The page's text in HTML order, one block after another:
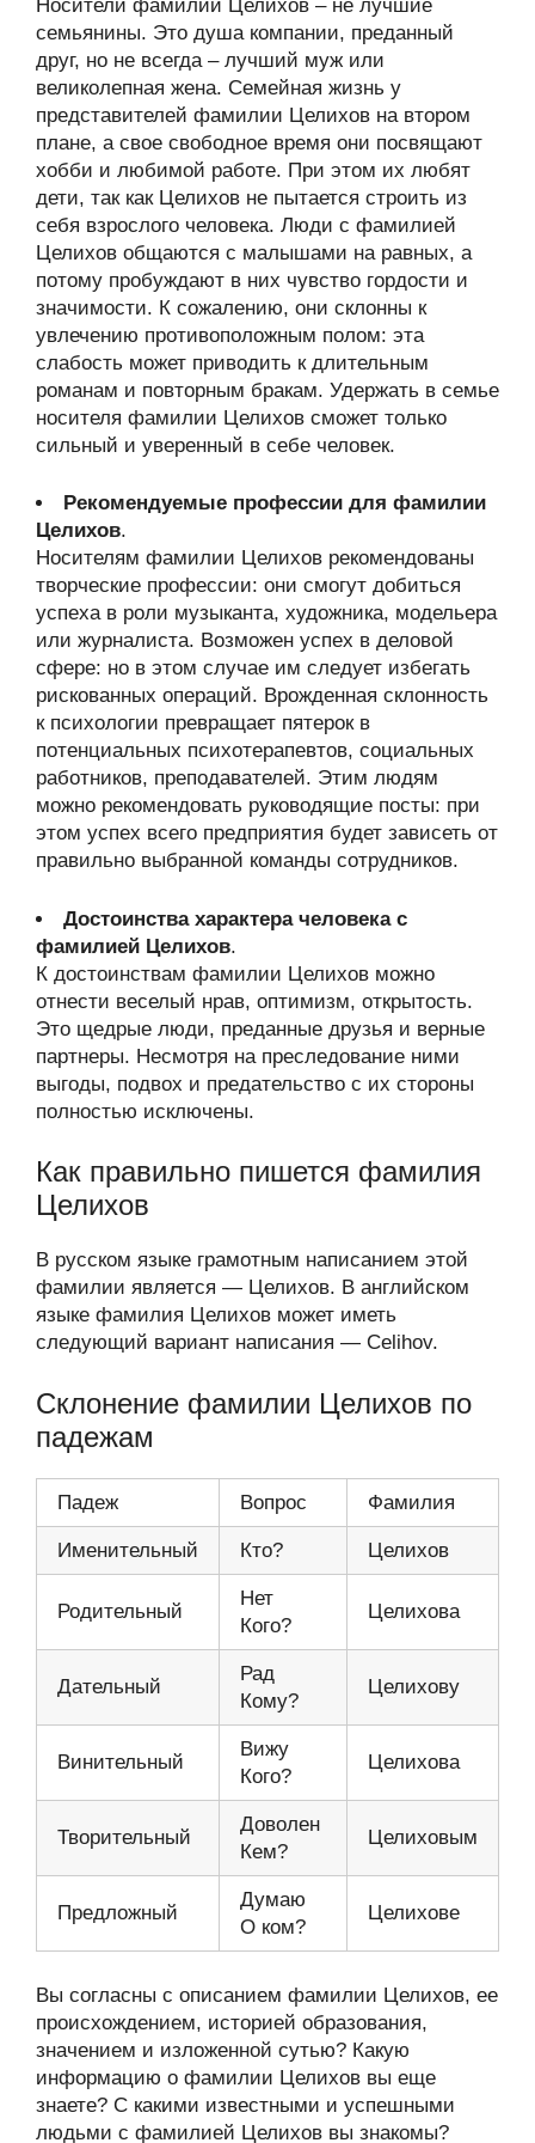
Носители фамилии Целихов – не лучшие
семьянины. Это душа компании, преданный
друг, но не всегда – лучший муж или
великолепная жена. Семейная жизнь у
представителей фамилии Целихов на втором
плане, а свое свободное время они посвящают
хобби и любимой работе. При этом их любят
дети, так как Целихов не пытается строить из
себя взрослого человека. Люди с фамилией
Целихов общаются с малышами на равных, а
потому пробуждают в них чувство гордости и
значимости. К сожалению, они склонны к
увлечению противоположным полом: эта
слабость может приводить к длительным
романам и повторным бракам. Удержать в семье
носителя фамилии Целихов сможет только
сильный и уверенный в себе человек.
Рекомендуемые профессии для фамилии
Целихов.
Носителям фамилии Целихов рекомендованы
творческие профессии: они смогут добиться
успеха в роли музыканта, художника, модельера
или журналиста. Возможен успех в деловой
сфере: но в этом случае им следует избегать
рискованных операций. Врожденная склонность
к психологии превращает пятерок в
потенциальных психотерапевтов, социальных
работников, преподавателей. Этим людям
можно рекомендовать руководящие посты: при
этом успех всего предприятия будет зависеть от
правильно выбранной команды сотрудников.
Достоинства характера человека с
фамилией Целихов.
К достоинствам фамилии Целихов можно
отнести веселый нрав, оптимизм, открытость.
Это щедрые люди, преданные друзья и верные
партнеры. Несмотря на преследование ними
выгоды, подвох и предательство с их стороны
полностью исключены.
Как правильно пишется фамилия
Целихов
В русском языке грамотным написанием этой
фамилии является — Целихов. В английском
языке фамилия Целихов может иметь
следующий вариант написания — Celihov.
Склонение фамилии Целихов по
падежам
Падеж Вопрос Фамилия
Именительный Кто? Целихов
Родительный
Нет
Кого?
Целихова
Дательный
Рад
Кому?
Целихову
Винительный
Вижу
Кого?
Целихова
Творительный
Доволен
Кем?
Целиховым
Предложный
Думаю
О ком?
Целихове
Вы согласны с описанием фамилии Целихов, ее
происхождением, историей образования,
значением и изложенной сутью? Какую
информацию о фамилии Целихов вы еще
знаете? С какими известными и успешными
людьми с фамилией Целихов вы знакомы?